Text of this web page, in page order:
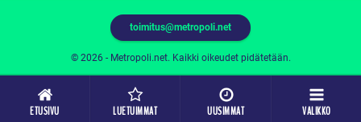
ETUSIVU LUETUIMMAT UUSIMMAT VALIKKO
© 2026 - Metropoli.net. Kaikki oikeudet pidätetään.
toimitus@metropoli.net